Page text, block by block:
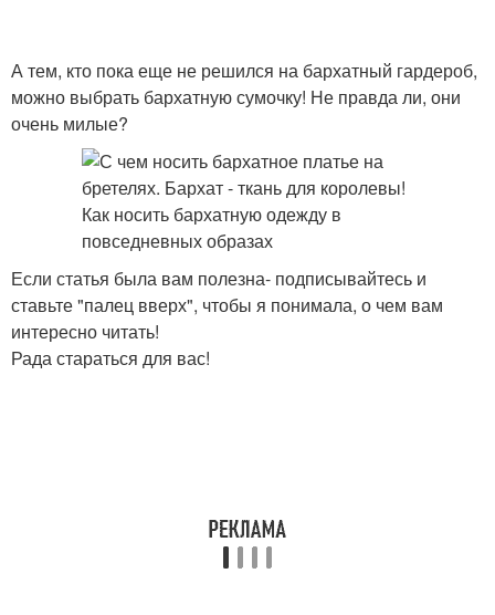
А тем, кто пока еще не решился на бархатный гардероб,
можно выбрать бархатную сумочку! Не правда ли, они
очень милые?
Если статья была вам полезна- подписывайтесь и
ставьте "палец вверх", чтобы я понимала, о чем вам
интересно читать!
Рада стараться для вас!